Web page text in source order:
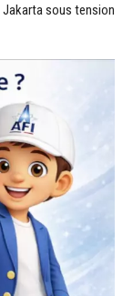
Jakarta sous tension